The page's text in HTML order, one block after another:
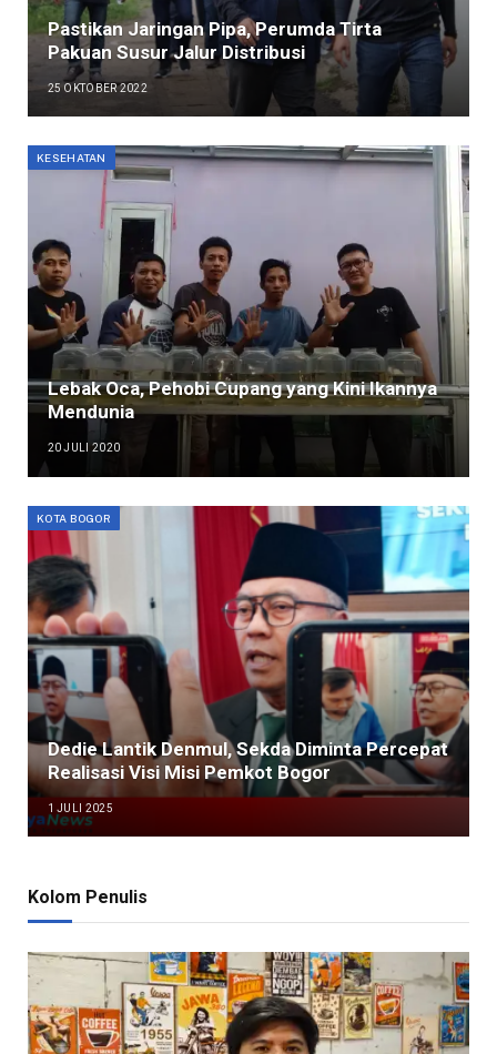
Pastikan Jaringan Pipa, Perumda Tirta
Pakuan Susur Jalur Distribusi
25 OKTOBER 2022
KESEHATAN
Lebak Oca, Pehobi Cupang yang Kini Ikannya
Mendunia
20 JULI 2020
KOTA BOGOR
Dedie Lantik Denmul, Sekda Diminta Percepat
Realisasi Visi Misi Pemkot Bogor
1 JULI 2025
Kolom Penulis